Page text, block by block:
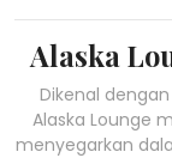
Alaska
Dikenal
Alaska Lounge
menyegarkan